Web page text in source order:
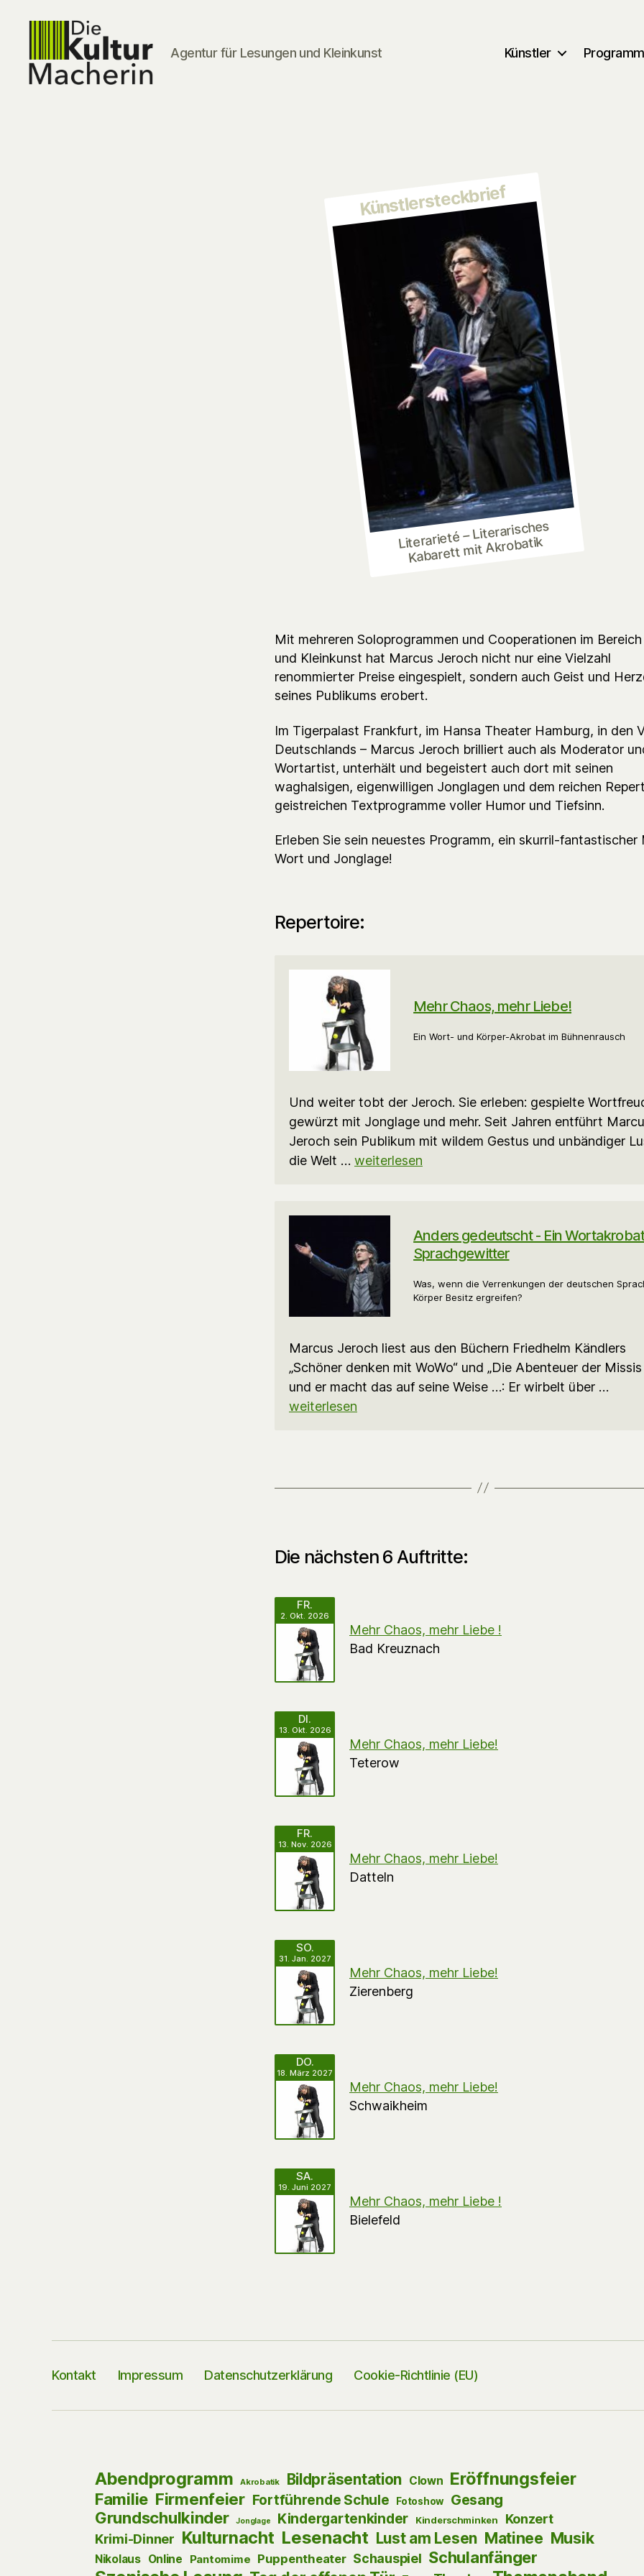
Agentur für Lesungen und Kleinkunst Künstler
Künstlersteckbrief
Literarieté – Literarisches
Kabarett mit Akrobatik
Mit mehreren Soloprogrammen und Cooperationen im
und Kleinkunst hat Marcus Jeroch nicht nur eine Vielzahl
renommierter Preise eingespielt, sondern auch Geist und
seines Publikums erobert.
Im Tigerpalast Frankfurt, im Hansa Theater Hamburg, in den
Deutschlands – Marcus Jeroch brilliert auch als Moderator
Wortartist, unterhält und begeistert auch dort mit seinen
waghalsigen, eigenwilligen Jonglagen und dem reichen
geistreichen Textprogramme voller Humor und Tiefsinn.
Erleben Sie sein neuestes Programm, ein skurril-fantastischer
Wort und Jonglage!
Repertoire:
Mehr Chaos, mehr Liebe!
Ein Wort- und Körper-Akrobat im Bühnenrausch
Und weiter tobt der Jeroch. Sie erleben: gespielte
gewürzt mit Jonglage und mehr. Seit Jahren entführt
Jeroch sein Publikum mit wildem Gestus und unbändiger
die Welt … weiterlesen
Anders gedeutscht - Ein
Sprachgewitter
Was, wenn die Verrenkungen der deutschen
Körper Besitz ergreifen?
Marcus Jeroch liest aus den Büchern Friedhelm Kändlers
„Schöner denken mit WoWo“ und „Die Abenteuer der Missis
und er macht das auf seine Weise …: Er wirbelt über …
weiterlesen
Die nächsten 6 Auftritte:
FR.
2. Okt. 2026
Mehr Chaos, mehr Liebe !
Bad Kreuznach
DI.
13. Okt. 2026
Mehr Chaos, mehr Liebe!
Teterow
FR.
13. Nov. 2026
Mehr Chaos, mehr Liebe!
Datteln
SO.
31. Jan. 2027
Mehr Chaos, mehr Liebe!
Zierenberg
DO.
18. März 2027
Mehr Chaos, mehr Liebe!
Schwaikheim
SA.
19. Juni 2027
Mehr Chaos, mehr Liebe !
Bielefeld
Kontakt Impressum Datenschutzerklärung Cookie-Richtlinie (EU)
Abendprogramm Akrobatik Bildpräsentation Clown Eröffnungsfeier
Familie Firmenfeier Fortführende Schule Fotoshow Gesang
Grundschulkinder Jonglage Kindergartenkinder Kinderschminken Konzert
Krimi-Dinner Kulturnacht Lesenacht Lust am Lesen Matinee Musik
Nikolaus Online Pantomime Puppentheater Schauspiel Schulanfänger